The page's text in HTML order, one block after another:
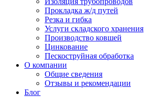
Прокладка ж/д путей
Резка и гибка
Услуги складского хранения
Производство ковшей
Цинкование
Пескоструйная обработка
О компании
Общие сведения
Отзывы и рекомендации
Блог